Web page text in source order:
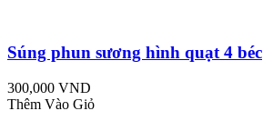
Súng phun sương hình quạt 4 béc
300,000 VND
Thêm Vào Giỏ